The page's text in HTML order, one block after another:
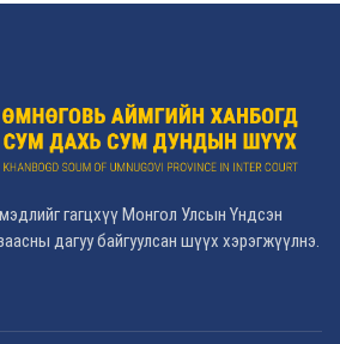
гагцхүү Монгол Улсын Үндсэн
дагуу байгуулсан шүүх хэрэгжүүлнэ.